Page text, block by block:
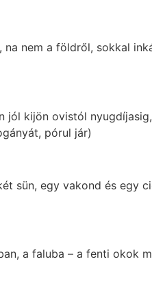
nem a földről, sokkal
jól kijön ovistól
pórul jár)
sün, egy vakond és egy
a faluba – a fenti okok